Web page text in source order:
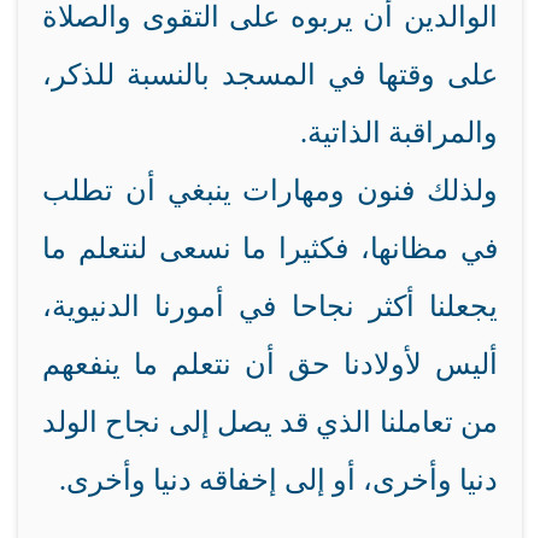
الوالدين أن يربوه على التقوى والصلاة
على وقتها في المسجد بالنسبة للذكر،
والمراقبة الذاتية.
ولذلك فنون ومهارات ينبغي أن تطلب
في مظانها، فكثيرا ما نسعى لنتعلم ما
يجعلنا أكثر نجاحا في أمورنا الدنيوية،
أليس لأولادنا حق أن نتعلم ما ينفعهم
من تعاملنا الذي قد يصل إلى نجاح الولد
دنيا وأخرى، أو إلى إخفاقه دنيا وأخرى.